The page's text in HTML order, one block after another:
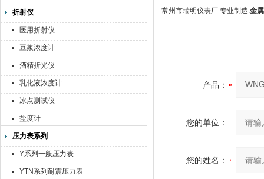
折射仪
医用折射仪
豆浆浓度计
酒精折光仪
乳化液浓度计
冰点测试仪
盐度计
压力表系列
Y系列一般压力表
YTN系列耐震压力表
常州市瑞明仪表厂 专业制造:金
产品：
您的单位：
您的姓名：